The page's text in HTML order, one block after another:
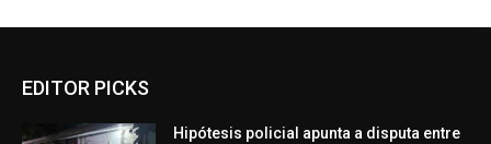
EDITOR PICKS
Hipótesis policial apunta a disputa entre